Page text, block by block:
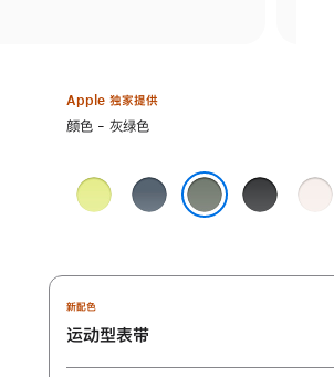
Apple 独家提供
选
色:
颜色 - 灰绿色
霓
虹
铁
锚
黑
色
淡
新配色
运动型表带